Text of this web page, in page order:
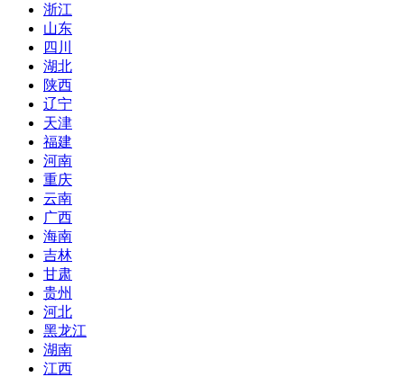
浙江
山东
四川
湖北
陕西
辽宁
天津
福建
河南
重庆
云南
广西
海南
吉林
甘肃
贵州
河北
黑龙江
湖南
江西